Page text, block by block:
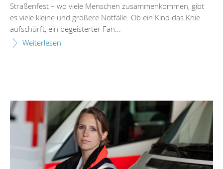
Straßenfest – wo viele Menschen zusammenkommen, gibt
es viele kleine und größere Notfälle. Ob ein Kind das Knie
aufschürft, ein begeisterter Fan...
Weiterlesen